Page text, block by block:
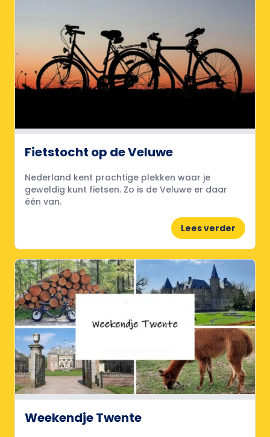
Fietstocht op de Veluwe
Nederland kent prachtige plekken waar je
geweldig kunt fietsen. Zo is de Veluwe er daar
één van.
Lees verder
Weekendje Twente